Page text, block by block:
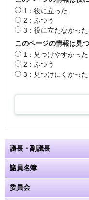
1：役に立った
2：ふつう
3：役に立たなかった
このページの情報は見
1：見つけやすかった
2：ふつう
3：見つけにくかった
議長・副議長
議員名簿
委員会